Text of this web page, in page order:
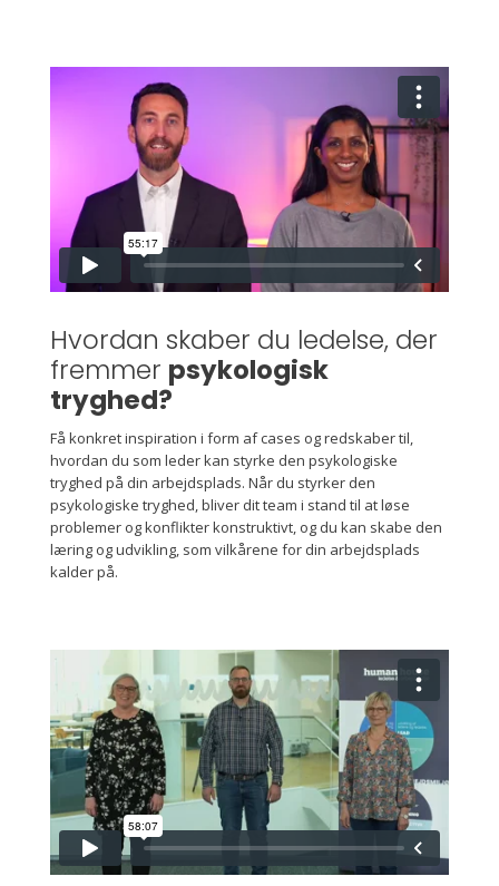
Hvordan skaber du ledelse, der
fremmer psykologisk
tryghed?
Få konkret inspiration i form af cases og redskaber til,
hvordan du som leder kan styrke den psykologiske
tryghed på din arbejdsplads. Når du styrker den
psykologiske tryghed, bliver dit team i stand til at løse
problemer og konflikter konstruktivt, og du kan skabe den
læring og udvikling, som vilkårene for din arbejdsplads
kalder på.